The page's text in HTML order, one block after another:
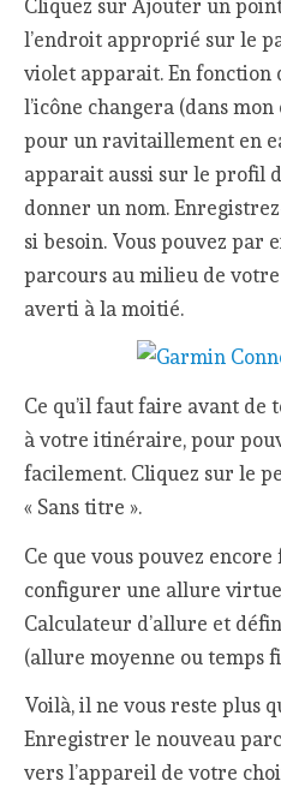
Cliquez sur Ajouter un
l’endroit approprié sur le
violet apparait. En fonction
l’icône changera (dans mon
pour un ravitaillement en
apparait aussi sur le profil
donner un nom.
si besoin. Vous pouvez par
parcours au milieu de
averti à la moitié.
Ce qu’il faut faire avant
à votre itinéraire, pour
facilement. Cliquez sur le
« Sans titre ».
Ce que vous pouvez
configurer une allure
Calculateur d’allure et
(allure moyenne ou temps
Voilà, il ne vous reste plus
Enregistrer le nouveau
vers l’appareil de votre